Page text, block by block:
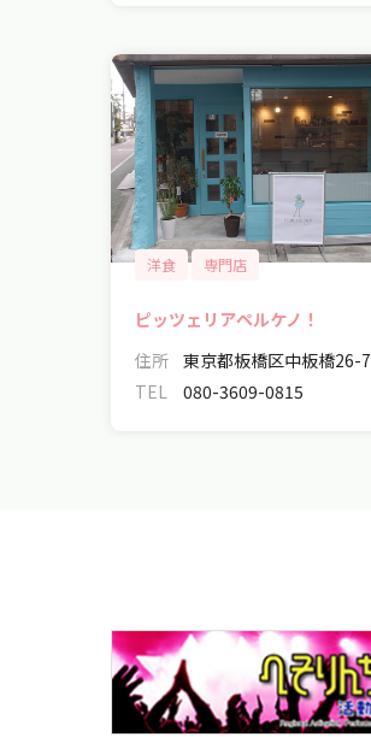
洋食 専門店
ピッツェリアペルケノ！
住所 東京都板橋区中板橋26-7
TEL
080-3609-0815